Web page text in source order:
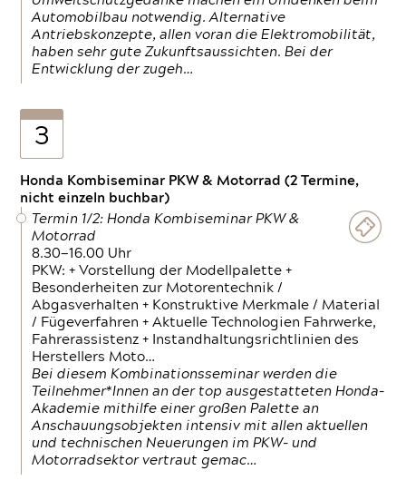
Automobilbau notwendig. Alternative
Antriebskonzepte, allen voran die Elektromobilität,
haben sehr gute Zukunftsaussichten. Bei der
Entwicklung der zugeh…
3
Honda Kombiseminar PKW & Motorrad (2 Termine,
nicht einzeln buchbar)
Termin 1/2: Honda Kombiseminar PKW &
Motorrad
8.30—16.00 Uhr
PKW: + Vorstellung der Modellpalette +
Besonderheiten zur Motorentechnik /
Abgasverhalten + Konstruktive Merkmale / Material
/ Fügeverfahren + Aktuelle Technologien Fahrwerke,
Fahrerassistenz + Instandhaltungsrichtlinien des
Herstellers Moto…
Bei diesem Kombinationsseminar werden die
Teilnehmer*Innen an der top ausgestatteten Honda-
Akademie mithilfe einer großen Palette an
Anschauungsobjekten intensiv mit allen aktuellen
und technischen Neuerungen im PKW- und
Motorradsektor vertraut gemac…